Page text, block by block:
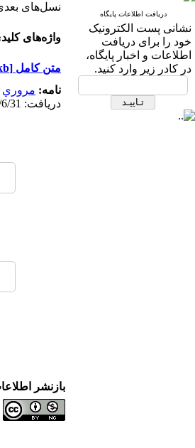
دریافت اطلاعات پایگاه
نشانی پست الکترونیک
خود را برای دریافت
اطلاعات و اخبار پایگاه،
در کادر زیر وارد کنید.
نسل‌های بعدی
واژه‌های
متن کامل [PDF 710 kb]
نامه: مروري
دریافت: 1400/6/31 | پذیرش: 1400/6/31 | انتشار: 1400/6/31
بازنشر